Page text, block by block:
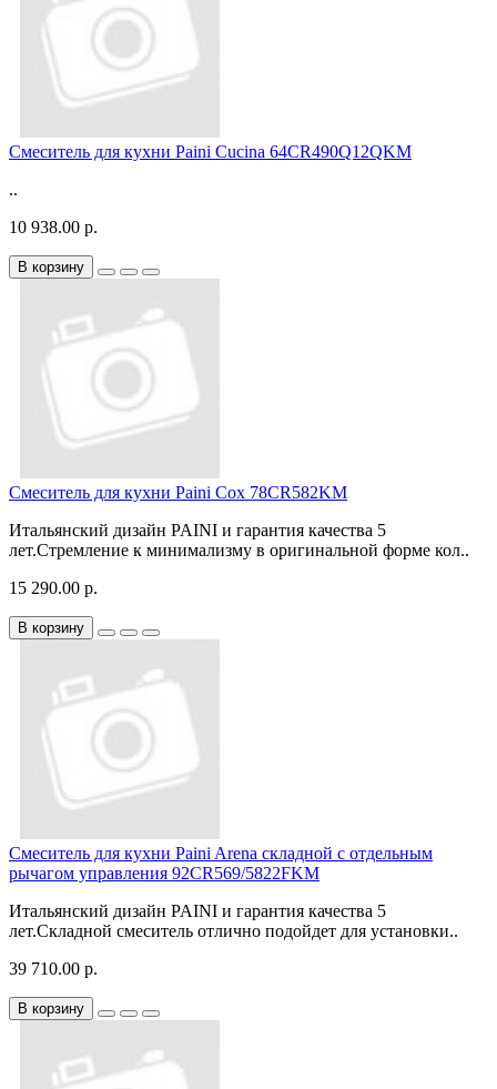
Смеситель для кухни Paini Cucina 64CR490Q12QKM
..
10 938.00 р.
В корзину
Смеситель для кухни Paini Cox 78CR582KM
Итальянский дизайн PAINI и гарантия качества 5
лет.Стремление к минимализму в оригинальной форме кол..
15 290.00 р.
В корзину
Смеситель для кухни Paini Arena складной с отдельным
рычагом управления 92CR569/5822FKM
Итальянский дизайн PAINI и гарантия качества 5
лет.Складной смеситель отлично подойдет для установки..
39 710.00 р.
В корзину